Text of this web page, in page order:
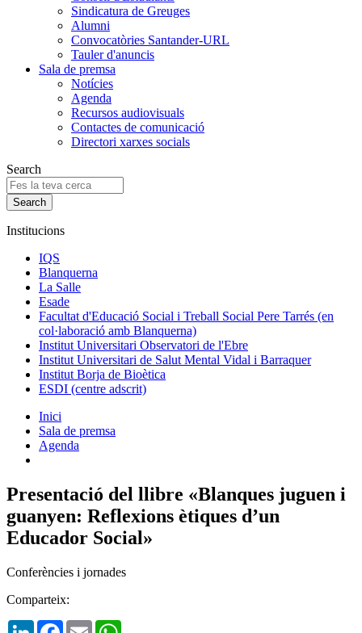
Sindicatura de Greuges
Alumni
Convocatòries Santander-URL
Tauler d'anuncis
Sala de premsa
Notícies
Agenda
Recursos audiovisuals
Contactes de comunicació
Directori xarxes socials
Search
Institucions
IQS
Blanquerna
La Salle
Esade
Facultat d'Educació Social i Treball Social Pere Tarrés (en
col·laboració amb Blanquerna)
Institut Universitari Observatori de l'Ebre
Institut Universitari de Salut Mental Vidal i Barraquer
Institut Borja de Bioètica
ESDI (centre adscrit)
Inici
Sala de premsa
Agenda
Presentació del llibre «Blanques juguen i
guanyen: Reflexions ètiques d’un
Educador Social»
Conferències i jornades
Comparteix:
LinkedInFacebook
Email